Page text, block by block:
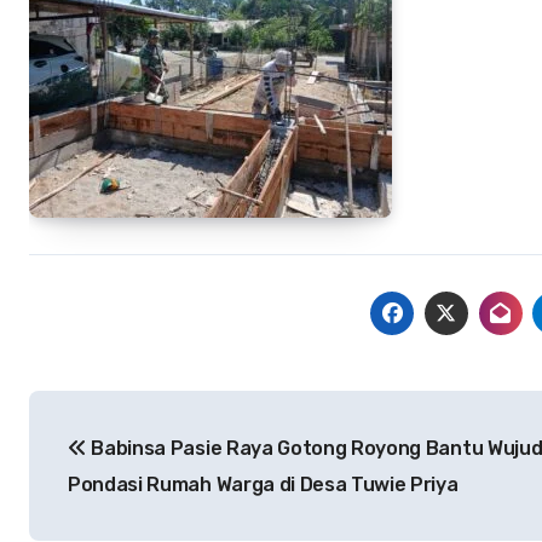
pos Babinsa Pasie Raya Gotong Royong Bantu
Pondasi Rumah Warga di Desa Tuwie Priya